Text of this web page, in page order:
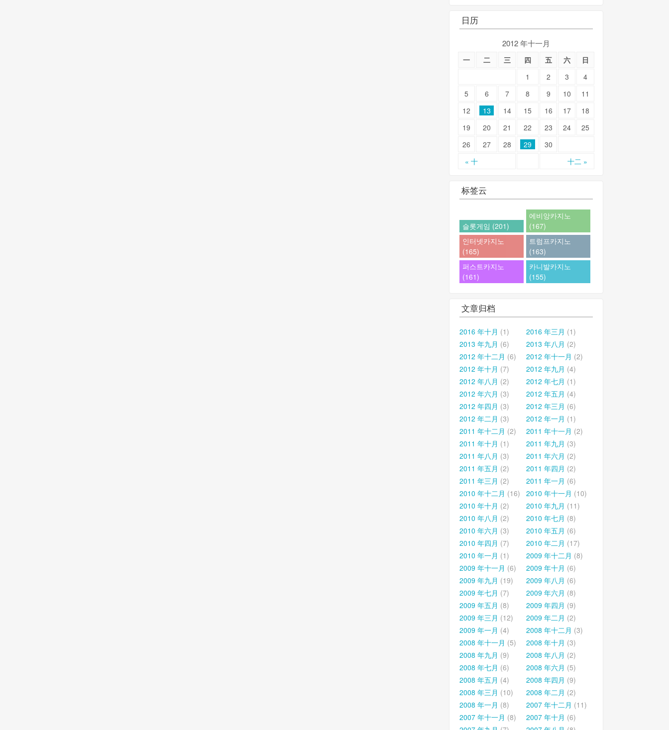
日历
2012 年十一月
一 二 三 四 五 六 日
« 十 十二 »
1 2 3
4
5
6 7 8 9 10
11
12
13 14 15 16 17
18
19
20 21 22 23 24
25
26
27 28 29 30
标签云
슬롯게임 (201)
에비앙카지노
(167)
인터넷카지노
(165)
트럼프카지노
(163)
퍼스트카지노
(161)
카니발카지노
(155)
文章归档
2016 年十月 (1) 2016 年三月 (1)
2013 年九月 (6) 2013 年八月 (2)
2012 年十二月 (6) 2012 年十一月 (2)
2012 年十月 (7) 2012 年九月 (4)
2012 年八月 (2) 2012 年七月 (1)
2012 年六月 (3) 2012 年五月 (4)
2012 年四月 (3) 2012 年三月 (6)
2012 年二月 (3) 2012 年一月 (1)
2011 年十二月 (2) 2011 年十一月 (2)
2011 年十月 (1) 2011 年九月 (3)
2011 年八月 (3) 2011 年六月 (2)
2011 年五月 (2) 2011 年四月 (2)
2011 年三月 (2) 2011 年一月 (6)
2010 年十二月 (16) 2010 年十一月 (10)
2010 年十月 (2) 2010 年九月 (11)
2010 年八月 (2) 2010 年七月 (8)
2010 年六月 (3) 2010 年五月 (6)
2010 年四月 (7) 2010 年二月 (17)
2010 年一月 (1) 2009 年十二月 (8)
2009 年十一月 (6) 2009 年十月 (6)
2009 年九月 (19) 2009 年八月 (6)
2009 年七月 (7) 2009 年六月 (8)
2009 年五月 (8) 2009 年四月 (9)
2009 年三月 (12) 2009 年二月 (2)
2009 年一月 (4) 2008 年十二月 (3)
2008 年十一月 (5) 2008 年十月 (3)
2008 年九月 (9) 2008 年八月 (2)
2008 年七月 (6) 2008 年六月 (5)
2008 年五月 (4) 2008 年四月 (9)
2008 年三月 (10) 2008 年二月 (2)
2008 年一月 (8) 2007 年十二月 (11)
2007 年十一月 (8) 2007 年十月 (6)